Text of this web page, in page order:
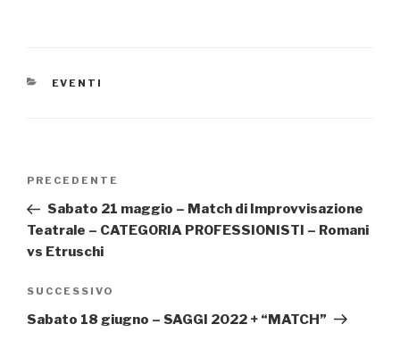
CATEGORIE
EVENTI
Articolo
precedente:
PRECEDENTE
Sabato 21 maggio – Match di Improvvisazione
Teatrale – CATEGORIA PROFESSIONISTI – Romani
vs Etruschi
Articolo
successivo
SUCCESSIVO
Sabato 18 giugno – SAGGI 2022 + “MATCH”